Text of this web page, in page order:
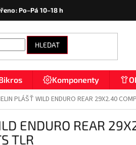
Po–Pá 10–18 h
HLEDAT
Komponenty
PLÁŠŤ WILD ENDURO REAR 29X2.40
ENDURO REAR
TLR